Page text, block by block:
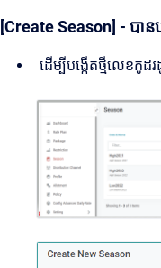
[Create Season] - បាន
ដើម្បីបង្កើតថ្មីលេខកូ